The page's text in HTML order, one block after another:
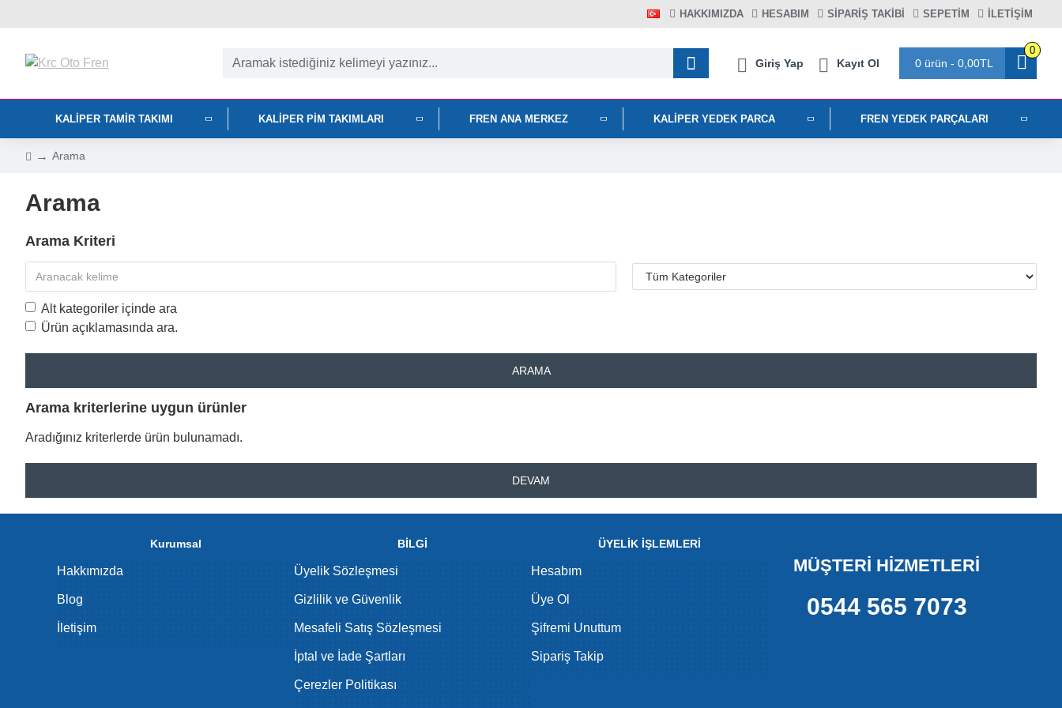
HAKKIMIZDA HESABIM SIPARIŞ TAKIBI SEPETIM İLETİŞİM
Giriş Yap Kayıt Ol 0 ürün - 0,00TL
0
KALIPER TAMIR TAKIMI KALIPER PIM TAKIMLARI FREN ANA MERKEZ KALIPER YEDEK PARCA FREN YEDEK PARÇALARI
Arama
Arama
Arama Kriteri
Alt kategoriler içinde ara
Ürün açıklamasında ara.
ARAMA
Arama kriterlerine uygun ürünler
Aradığınız kriterlerde ürün bulunamadı.
DEVAM
Kurumsal
Hakkımızda
Blog
İletişim
BİLGİ
Üyelik Sözleşmesi
Gizlilik ve Güvenlik
Mesafeli Satış Sözleşmesi
İptal ve İade Şartları
Çerezler Politikası
ÜYELİK İŞLEMLERİ
Hesabım
Üye Ol
Şifremi Unuttum
Sipariş Takip
MÜŞTERİ HİZMETLERİ
0544 565 7073